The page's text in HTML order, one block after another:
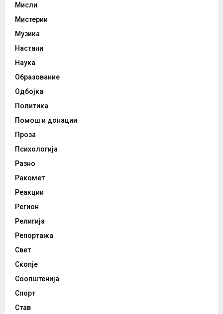
Мисли
Мистерии
Музика
Настани
Наука
Образование
Одбојка
Политика
Помош и донации
Проза
Психологија
Разно
Ракомет
Реакции
Регион
Религија
Репортажа
Свет
Скопје
Соопштенија
Спорт
Став